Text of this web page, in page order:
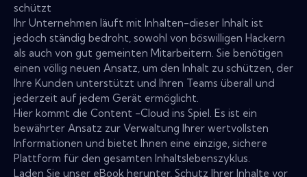
schützt
Ihr Unternehmen läuft mit Inhalten-dieser Inhalt ist
jedoch ständig bedroht, sowohl von böswilligen Hackern
als auch von gut gemeinten Mitarbeitern. Sie benötigen
einen völlig neuen Ansatz, um den Inhalt zu schützen, der
Ihre Kunden unterstützt und Ihren Teams überall und
jederzeit auf jedem Gerät ermöglicht.
Hier kommt die Content -Cloud ins Spiel. Es ist ein
bewährter Ansatz zur Verwaltung Ihrer wertvollsten
Informationen und bietet Ihnen eine einzige, sichere
Plattform für den gesamten Inhaltslebenszyklus.
Laden Sie unser eBook herunter, Schutz Ihrer Inhalte vor